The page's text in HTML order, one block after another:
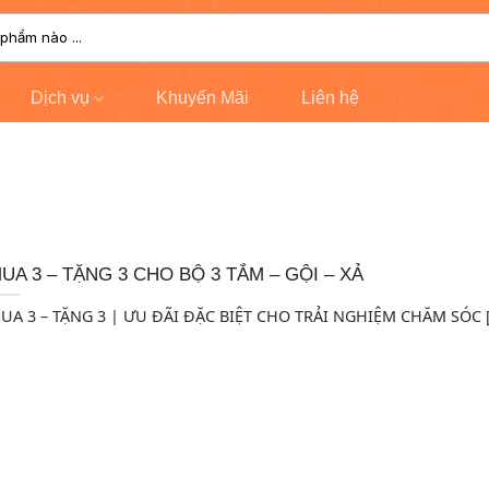
Dịch vụ Khuyến Mãi Liên hệ
3 – TẶNG 3 CHO BỘ 3 TẮM – GỘI – XẢ
3 – TẶNG 3 | ƯU ĐÃI ĐẶC BIỆT CHO TRẢI NGHIỆM CHĂM SÓC